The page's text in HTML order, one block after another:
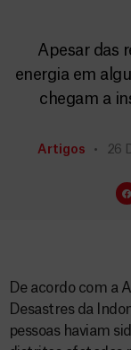
Apesar das
energia em
chegam a
Artigos 26
De acordo com a
Desastres da
pessoas haviam